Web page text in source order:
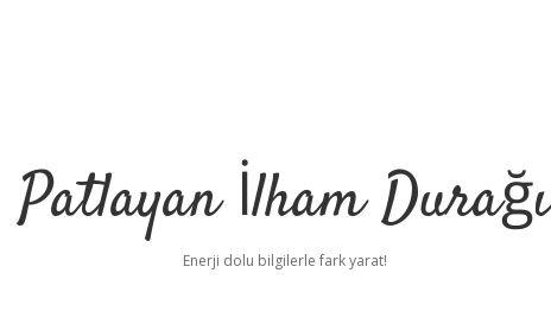
Patlayan İlham Durağı
Enerji dolu bilgilerle fark yarat!